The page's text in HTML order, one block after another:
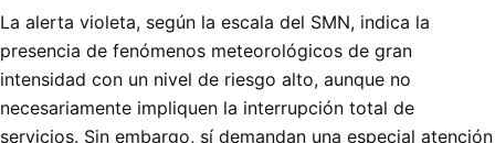
La alerta violeta, según la escala del SMN, indica la
presencia de fenómenos meteorológicos de gran
intensidad con un nivel de riesgo alto, aunque no
necesariamente impliquen la interrupción total de
servicios. Sin embargo, sí demandan una especial atención